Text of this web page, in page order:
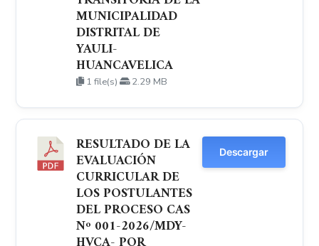
MUNICIPALIDAD
DISTRITAL DE
YAULI-
HUANCAVELICA
1 file(s) 2.29 MB
RESULTADO DE LA
EVALUACIÓN
CURRICULAR DE
LOS POSTULANTES
DEL PROCESO CAS
Nº 001-2026/MDY-
Descargar